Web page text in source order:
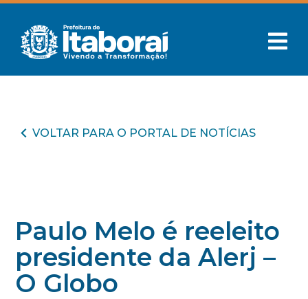
VOLTAR PARA O PORTAL DE NOTÍCIAS
Paulo Melo é reeleito
presidente da Alerj –
O Globo